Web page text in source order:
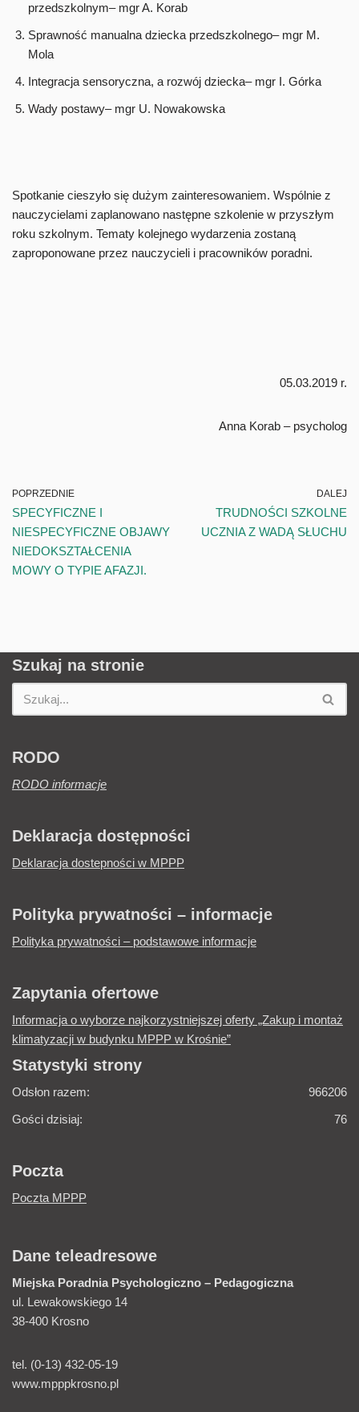
przedszkolnym– mgr A. Korab
Sprawność manualna dziecka przedszkolnego– mgr M.
Mola
Integracja sensoryczna, a rozwój dziecka– mgr I. Górka
Wady postawy– mgr U. Nowakowska
Spotkanie cieszyło się dużym zainteresowaniem. Wspólnie z
nauczycielami zaplanowano następne szkolenie w przyszłym
roku szkolnym. Tematy kolejnego wydarzenia zostaną
zaproponowane przez nauczycieli i pracowników poradni.
05.03.2019 r.
Anna Korab – psycholog
POPRZEDNIE
SPECYFICZNE I
NIESPECYFICZNE OBJAWY
NIEDOKSZTAŁCENIA
MOWY O TYPIE AFAZJI.
DALEJ
TRUDNOŚCI SZKOLNE
UCZNIA Z WADĄ SŁUCHU
Szukaj na stronie
RODO
RODO informacje
Deklaracja dostępności
Deklaracja dostepności w MPPP
Polityka prywatności – informacje
Polityka prywatności – podstawowe informacje
Zapytania ofertowe
Informacja o wyborze najkorzystniejszej oferty „Zakup i montaż
klimatyzacji w budynku MPPP w Krośnie”
Statystyki strony
966206
Odsłon razem:
76
Gości dzisiaj:
Poczta
Poczta MPPP
Dane teleadresowe
Miejska Poradnia Psychologiczno – Pedagogiczna
ul. Lewakowskiego 14
38-400 Krosno
tel. (0-13) 432-05-19
www.mpppkrosno.pl